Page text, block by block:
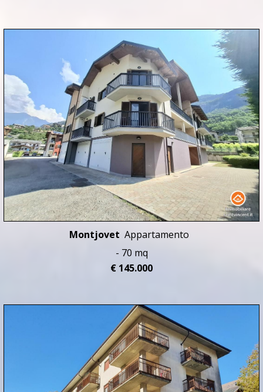
Montjovet Appartamento
- 70 mq
€ 145.000